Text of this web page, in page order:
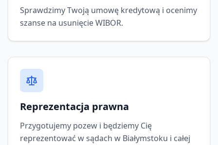
Sprawdzimy Twoją umowę kredytową i ocenimy
szanse na usunięcie WIBOR.
Reprezentacja prawna
Przygotujemy pozew i będziemy Cię
reprezentować w sądach w Białymstoku i całej